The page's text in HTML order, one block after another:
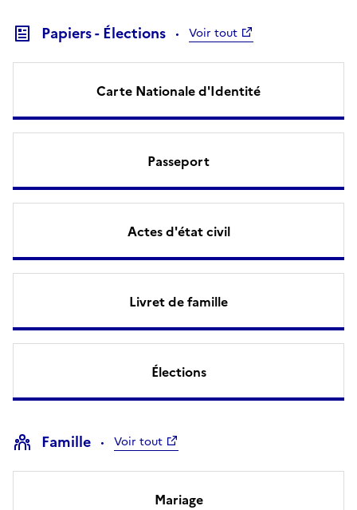
Papiers - Élections Voir tout
Carte Nationale d'Identité
Passeport
Actes d'état civil
Livret de famille
Élections
Famille Voir tout
Mariage